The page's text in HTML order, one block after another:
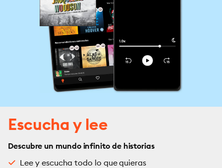
Escucha y lee
Descubre un mundo infinito de historias
Lee y escucha todo lo que quieras